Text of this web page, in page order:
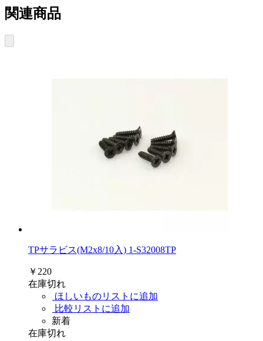
関連商品
TPサラビス(M2x8/10入) 1-S32008TP
￥220
在庫切れ
ほしいものリストに追加
比較リストに追加
新着
在庫切れ